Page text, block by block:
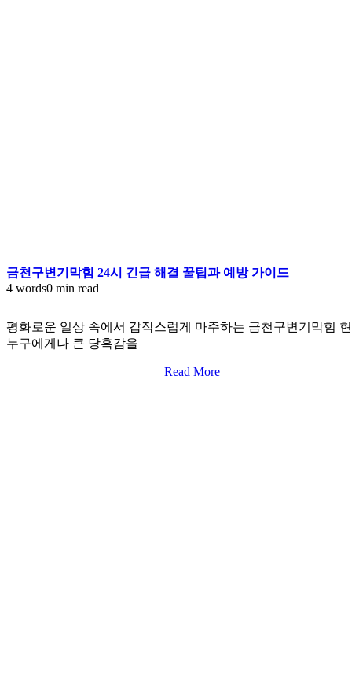
금천구변기막힘 24시 긴급 해결 꿀팁과 예방 가이드
4 words0 min read
평화로운 일상 속에서 갑작스럽게 마주하는 금천구변기막힘
누구에게나 큰 당혹감을
Read More